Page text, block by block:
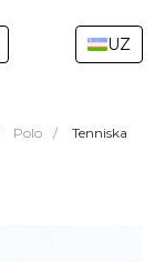
UZ
Polo / Tenniska